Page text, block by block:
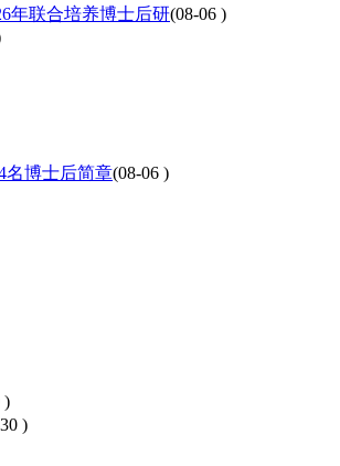
年联合培养博士后研(08-06 )
名博士后简章(08-06 )
)
)